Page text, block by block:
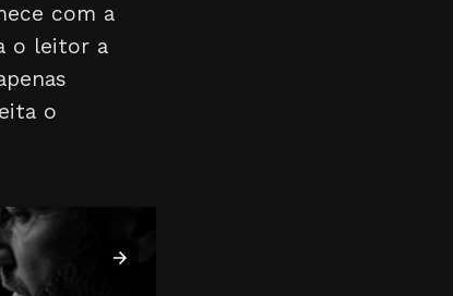
com a
o leitor a
o